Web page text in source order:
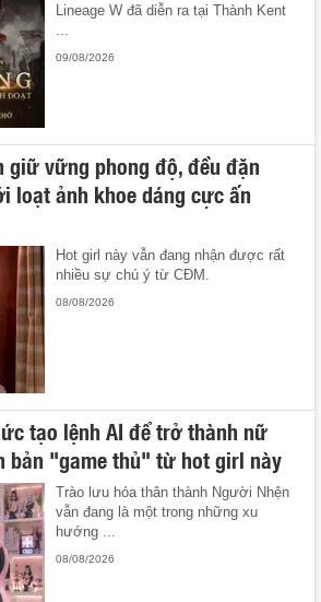
Lineage W đã diễn ra tại Thành Kent
09/08/2026
giữ vững phong độ, đều đặn
loạt ảnh khoe dáng cực ấn
Hot girl này vẫn đang nhận được rất
nhiều sự chú ý từ CĐM.
08/08/2026
tạo lệnh AI để trở thành nữ
bản "game thủ" từ hot girl này
Trào lưu hóa thân thành Người Nhện
vẫn đang là một trong những xu
hướng ...
08/08/2026